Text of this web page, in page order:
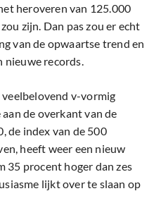
heroveren van 125.000
zijn. Dan pas zou er echt
van de opwaartse trend en
records.
veelbelovend v-vormig
de overkant van de
de index van de 500
heeft weer een nieuw
35 procent hoger dan zes
lijkt over te slaan op